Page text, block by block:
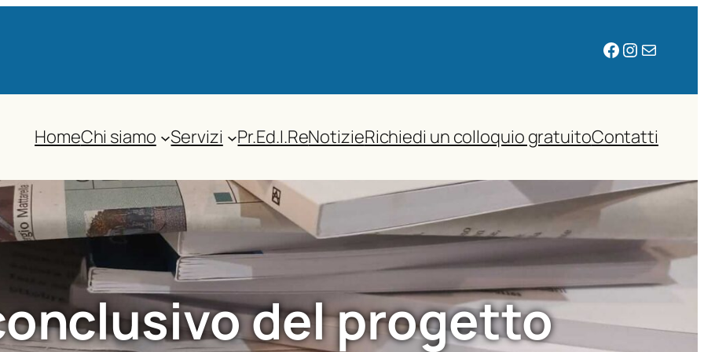
Facebook
Instagram
Email
HomeChi siamo Servizi Pr.Ed.I.ReNotizieRichiedi un colloquio gratuitoContatti
del progetto